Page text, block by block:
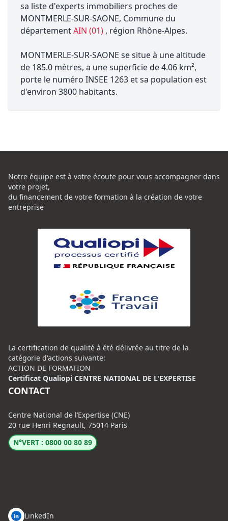
sa liste d'experts immobiliers proches de
MONTMERLE-SUR-SAONE, Commune du
départementAIN (01) , région Rhône-Alpes.
MONTMERLE-SUR-SAONE se situe à une altitude
de 185.0 mètres, a une superficie de 4.06 km²,
porte le numéro INSEE 1263 et sa population est
d'environ 3800 habitants.
Notre équipe est à votre écoute pour vous accompagner dans
votre projet,
du financement de votre formation à la création de votre
entreprise
La certification de qualité à été délivrée au titre de la
catégorie d'actions suivante:
ACTION DE FORMATION
Certificat Qualiopi CENTRE NATIONAL DE L'EXPERTISE
CONTACT
Centre National de l’Expertise (CNE)
20 rue Henri Regnault, 75014 Paris
N°VERT : 0800 00 80 89
LinkedIn